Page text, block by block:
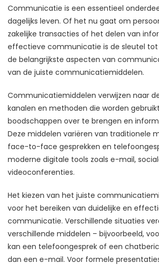
Communicatie is een essentieel
dagelijks leven. Of het nu gaat om
zakelijke transacties of het delen van
effectieve communicatie is de sleutel tot
de belangrijkste aspecten van
van de juiste communicatiemiddelen.
Communicatiemiddelen verwijzen naar
kanalen en methoden die worden
boodschappen over te brengen en
Deze middelen variëren van traditionele
face-to-face gesprekken en
moderne digitale tools zoals e-mail,
videoconferenties.
Het kiezen van het juiste
voor het bereiken van duidelijke en
communicatie. Verschillende situaties
verschillende middelen – bijvoorbeeld,
kan een telefoongesprek of een
dan een e-mail. Voor formele